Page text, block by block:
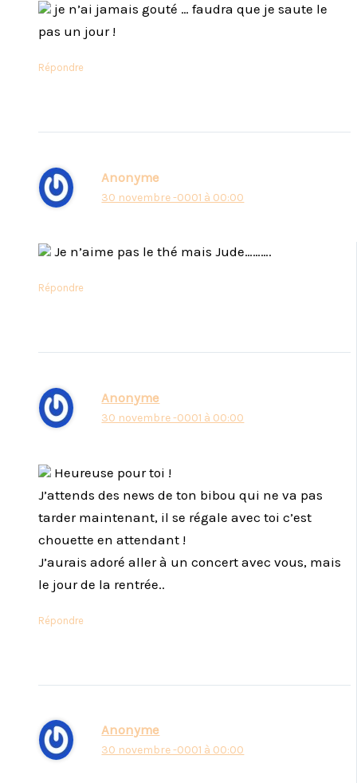
je n’ai jamais gouté … faudra que je saute le
pas un jour !
Répondre
Anonyme
30 novembre -0001 à 00:00
Je n’aime pas le thé mais Jude……….
Répondre
Anonyme
30 novembre -0001 à 00:00
Heureuse pour toi !
J’attends des news de ton bibou qui ne va pas
tarder maintenant, il se régale avec toi c’est
chouette en attendant !
J’aurais adoré aller à un concert avec vous, mais
le jour de la rentrée..
Répondre
Anonyme
30 novembre -0001 à 00:00